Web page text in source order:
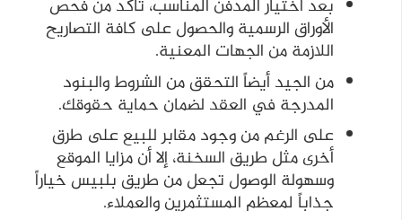
بعد اختيار المدفن المناسب، تأكد من فحص
الأوراق الرسمية والحصول على كافة التصاريح
اللازمة من الجهات المعنية.
من الجيد أيضاً التحقق من الشروط والبنود
المدرجة في العقد لضمان حماية حقوقك.
على الرغم من وجود مقابر للبيع على طرق
أخرى مثل طريق السخنة، إلا أن مزايا الموقع
وسهولة الوصول تجعل من طريق بلبيس خياراً
جذاباً لمعظم المستثمرين والعملاء.